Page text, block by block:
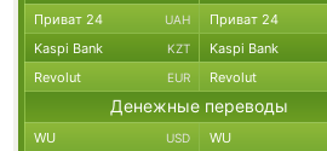
Приват 24 UAH Приват 24
Kaspi Bank KZT Kaspi Bank
Revolut EUR Revolut
Денежные переводы
WU USD WU